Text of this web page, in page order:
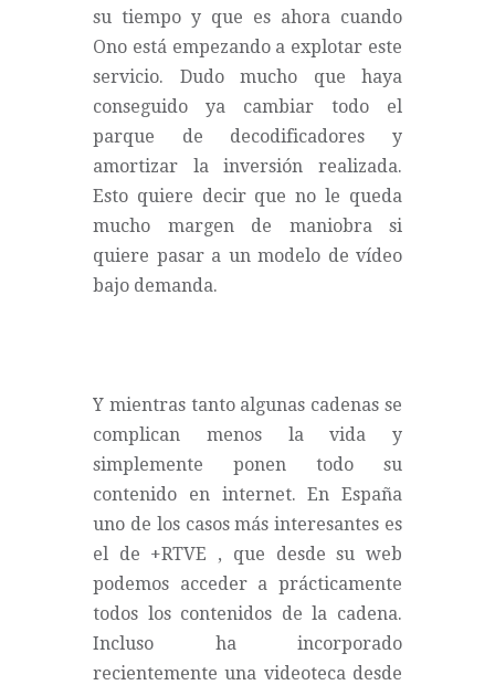
su tiempo y que es ahora cuando
Ono está empezando a explotar este
servicio. Dudo mucho que haya
conseguido ya cambiar todo el
parque de decodificadores y
amortizar la inversión realizada.
Esto quiere decir que no le queda
mucho margen de maniobra si
quiere pasar a un modelo de vídeo
bajo demanda.
Y mientras tanto algunas cadenas se
complican menos la vida y
simplemente ponen todo su
contenido en internet. En España
uno de los casos más interesantes es
el de +RTVE , que desde su web
podemos acceder a prácticamente
todos los contenidos de la cadena.
Incluso ha incorporado
recientemente una videoteca desde